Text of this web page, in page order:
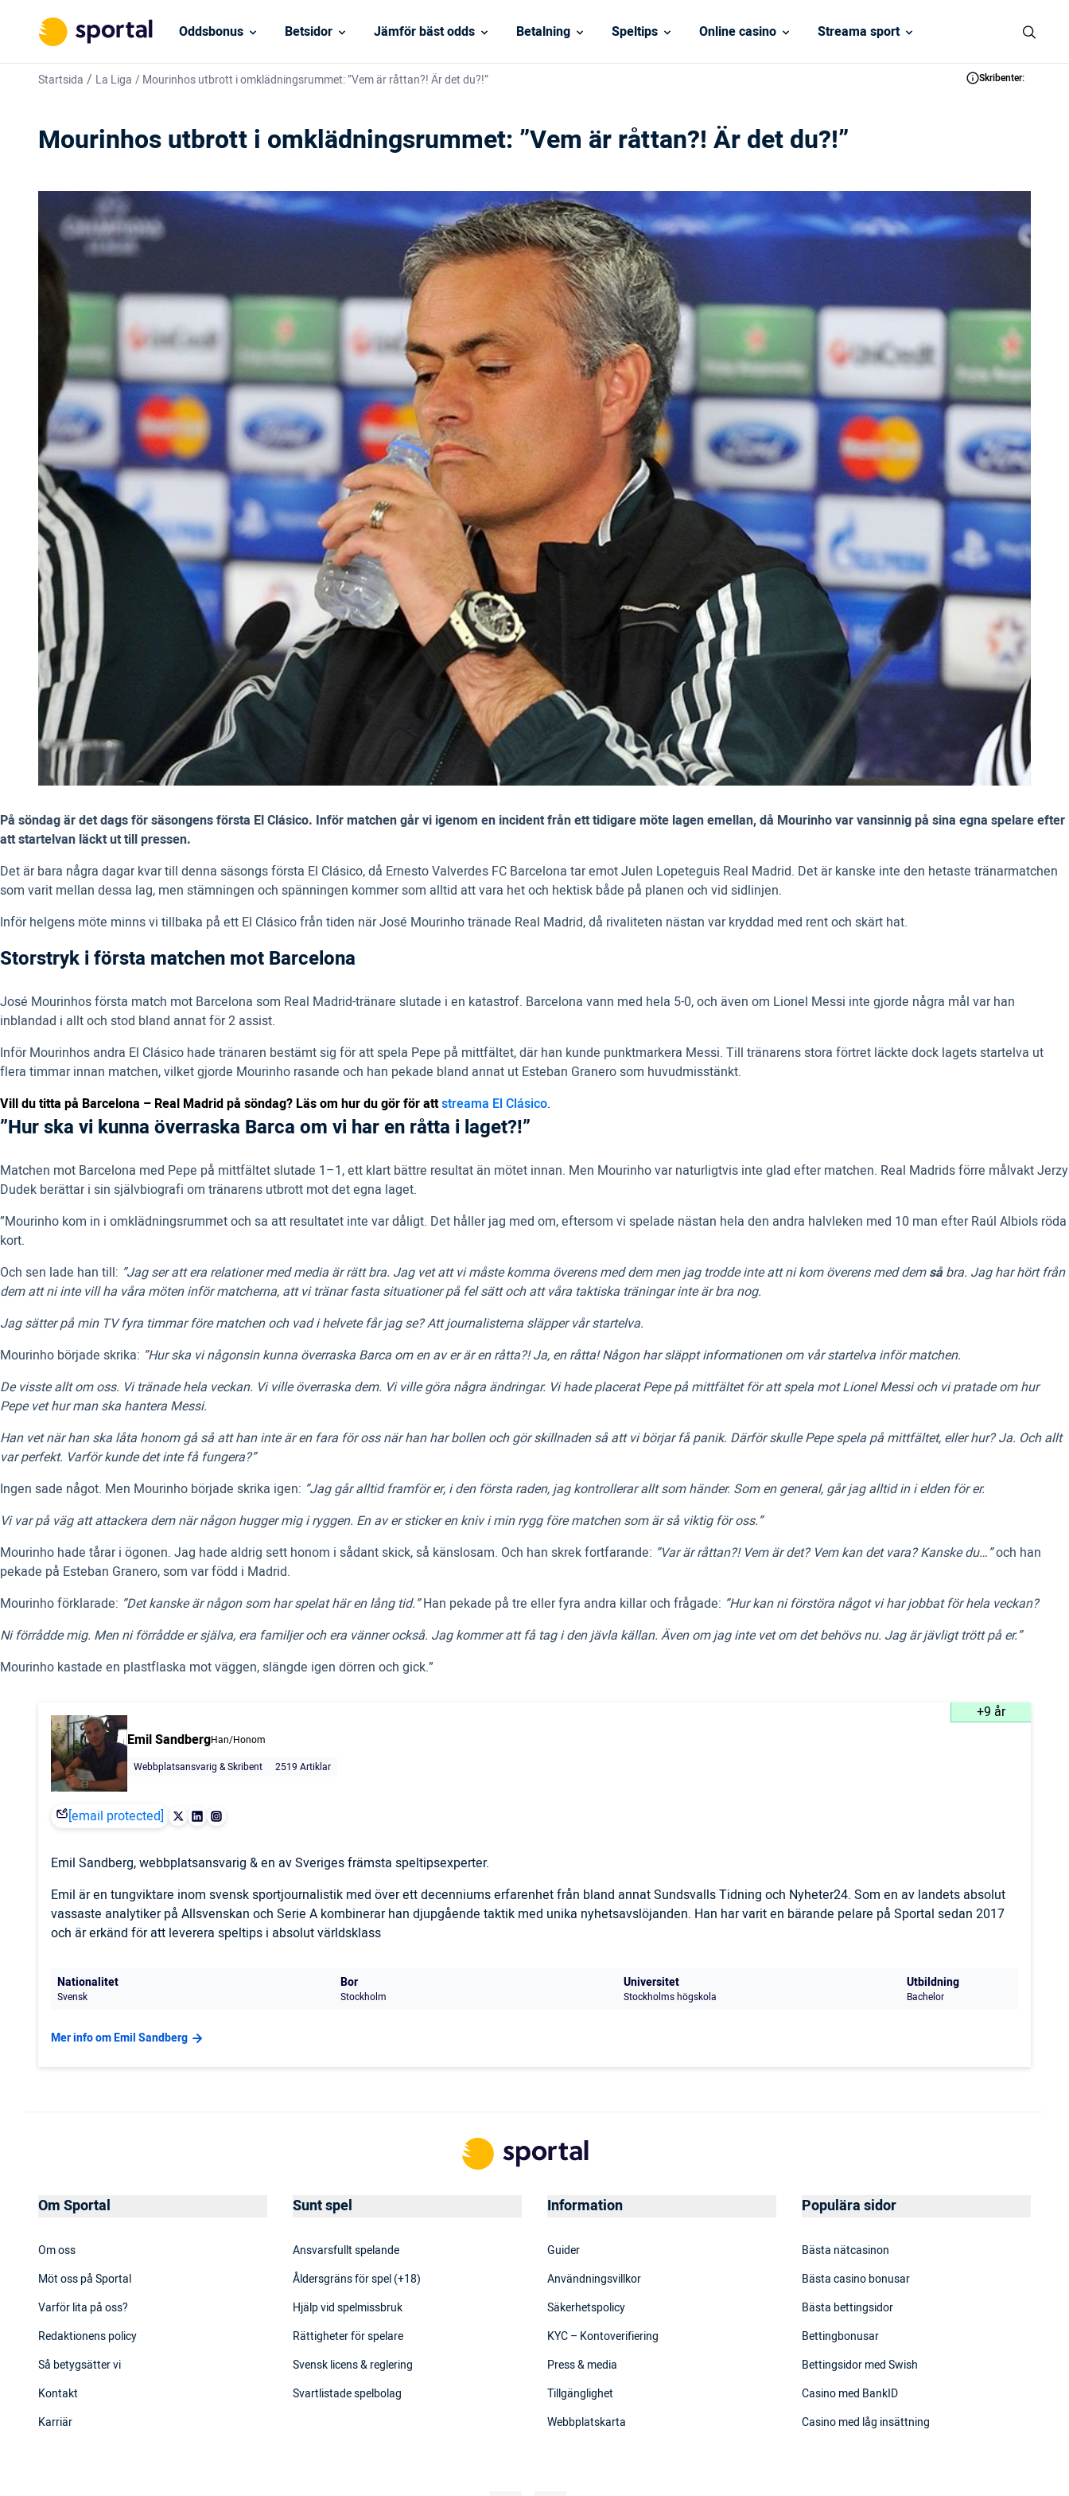
Oddsbonus Betsidor Jämför bäst odds Betalning Speltips Online casino Streama sport
Startsida / La Liga /Mourinhos utbrott i omklädningsrummet: ”Vem är råttan?! Är det du?!” Skribenter:
Mourinhos utbrott i omklädningsrummet: ”Vem är råttan?! Är det du?!”
På söndag är det dags för säsongens första El Clásico. Inför matchen går vi igenom en incident från ett tidigare möte lagen emellan, då Mourinho var vansinnig på sina egna spelare efter
att startelvan läckt ut till pressen.
Det är bara några dagar kvar till denna säsongs första El Clásico, då Ernesto Valverdes FC Barcelona tar emot Julen Lopeteguis Real Madrid. Det är kanske inte den hetaste tränarmatchen
som varit mellan dessa lag, men stämningen och spänningen kommer som alltid att vara het och hektisk både på planen och vid sidlinjen.
Inför helgens möte minns vi tillbaka på ett El Clásico från tiden när José Mourinho tränade Real Madrid, då rivaliteten nästan var kryddad med rent och skärt hat.
Storstryk i första matchen mot Barcelona
José Mourinhos första match mot Barcelona som Real Madrid-tränare slutade i en katastrof. Barcelona vann med hela 5-0, och även om Lionel Messi inte gjorde några mål var han
inblandad i allt och stod bland annat för 2 assist.
Inför Mourinhos andra El Clásico hade tränaren bestämt sig för att spela Pepe på mittfältet, där han kunde punktmarkera Messi. Till tränarens stora förtret läckte dock lagets startelva ut
flera timmar innan matchen, vilket gjorde Mourinho rasande och han pekade bland annat ut Esteban Granero som huvudmisstänkt.
Vill du titta på Barcelona – Real Madrid på söndag? Läs om hur du gör för attstreama El Clásico.
”Hur ska vi kunna överraska Barca om vi har en råtta i laget?!”
Matchen mot Barcelona med Pepe på mittfältet slutade 1–1, ett klart bättre resultat än mötet innan. Men Mourinho var naturligtvis inte glad efter matchen. Real Madrids förre målvakt Jerzy
Dudek berättar i sin självbiografi om tränarens utbrott mot det egna laget.
”Mourinho kom in i omklädningsrummet och sa att resultatet inte var dåligt. Det håller jag med om, eftersom vi spelade nästan hela den andra halvleken med 10 man efter Raúl Albiols röda
kort.
Och sen lade han till: ”Jag ser att era relationer med media är rätt bra. Jag vet att vi måste komma överens med dem men jag trodde inte att ni kom överens med demsåbra. Jag har hört från
dem att ni inte vill ha våra möten inför matcherna, att vi tränar fasta situationer på fel sätt och att våra taktiska träningar inte är bra nog.
Jag sätter på min TV fyra timmar före matchen och vad i helvete får jag se? Att journalisterna släpper vår startelva.
Mourinho började skrika: ”Hur ska vi någonsin kunna överraska Barca om en av er är en råtta?! Ja, en råtta! Någon har släppt informationen om vår startelva inför matchen.
De visste allt om oss. Vi tränade hela veckan. Vi ville överraska dem. Vi ville göra några ändringar. Vi hade placerat Pepe på mittfältet för att spela mot Lionel Messi och vi pratade om hur
Pepe vet hur man ska hantera Messi.
Han vet när han ska låta honom gå så att han inte är en fara för oss när han har bollen och gör skillnaden så att vi börjar få panik. Därför skulle Pepe spela på mittfältet, eller hur? Ja. Och allt
var perfekt. Varför kunde det inte få fungera?”
Ingen sade något. Men Mourinho började skrika igen: ”Jag går alltid framför er, i den första raden, jag kontrollerar allt som händer. Som en general, går jag alltid in i elden för er.
Vi var på väg att attackera dem när någon hugger mig i ryggen. En av er sticker en kniv i min rygg före matchen som är så viktig för oss.”
Mourinho hade tårar i ögonen. Jag hade aldrig sett honom i sådant skick, så känslosam. Och han skrek fortfarande: ”Var är råttan?! Vem är det? Vem kan det vara? Kanske du…”och han
pekade på Esteban Granero, som var född i Madrid.
Mourinho förklarade: ”Det kanske är någon som har spelat här en lång tid.”Han pekade på tre eller fyra andra killar och frågade: ”Hur kan ni förstöra något vi har jobbat för hela veckan?
Ni förrådde mig. Men ni förrådde er själva, era familjer och era vänner också. Jag kommer att få tag i den jävla källan. Även om jag inte vet om det behövs nu. Jag är jävligt trött på er.”
Mourinho kastade en plastflaska mot väggen, slängde igen dörren och gick.”
Emil SandbergHan/Honom
Webbplatsansvarig & Skribent
2519 Artiklar
[email protected]
Emil Sandberg, webbplatsansvarig & en av Sveriges främsta speltipsexperter.
Emil är en tungviktare inom svensk sportjournalistik med över ett decenniums erfarenhet från bland annat Sundsvalls Tidning och Nyheter24. Som en av landets absolut
vassaste analytiker på Allsvenskan och Serie A kombinerar han djupgående taktik med unika nyhetsavslöjanden. Han har varit en bärande pelare på Sportal sedan 2017
och är erkänd för att leverera speltips i absolut världsklass
Nationalitet
Svensk
Bor
Stockholm
Universitet
Stockholms högskola
Utbildning
Bachelor
Mer info om Emil Sandberg
+9 år
Om Sportal
Om oss
Möt oss på Sportal
Varför lita på oss?
Redaktionens policy
Så betygsätter vi
Kontakt
Karriär
Sunt spel
Ansvarsfullt spelande
Åldersgräns för spel (+18)
Hjälp vid spelmissbruk
Rättigheter för spelare
Svensk licens & reglering
Svartlistade spelbolag
Information
Guider
Användningsvillkor
Säkerhetspolicy
KYC – Kontoverifiering
Press & media
Tillgänglighet
Webbplatskarta
Populära sidor
Bästa nätcasinon
Bästa casino bonusar
Bästa bettingsidor
Bettingbonusar
Bettingsidor med Swish
Casino med BankID
Casino med låg insättning